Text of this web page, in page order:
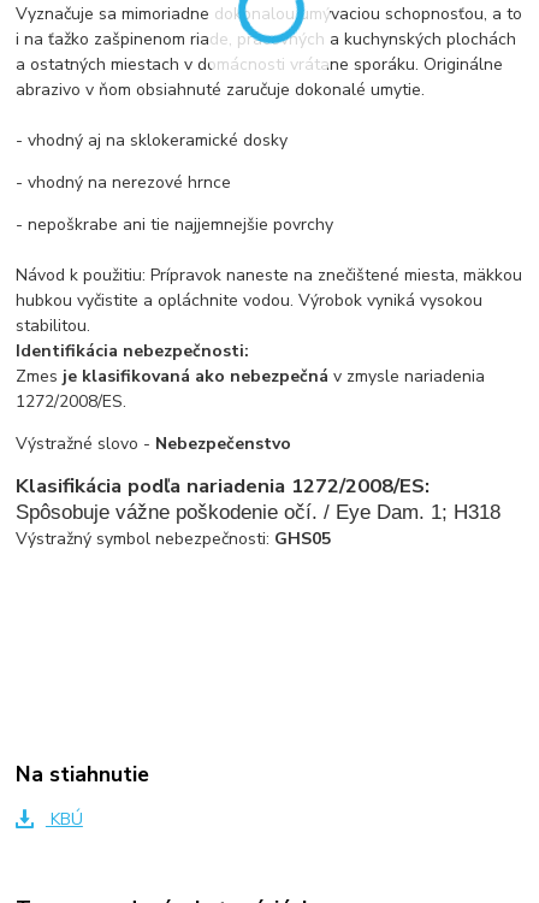
Vyznačuje sa mimoriadne dokonalou umývaciou schopnosťou, a to
i na ťažko zašpinenom riade, pracovných a kuchynských plochách
a ostatných miestach v domácnosti vrátane sporáku. Originálne
abrazivo v ňom obsiahnuté zaručuje dokonalé umytie.
- vhodný aj na sklokeramické dosky
- vhodný na nerezové hrnce
- nepoškrabe ani tie najjemnejšie povrchy
Návod k použitiu: Prípravok naneste na znečištené miesta, mäkkou
hubkou vyčistite a opláchnite vodou. Výrobok vyniká vysokou
stabilitou.
Identifikácia nebezpečnosti:
Zmes je klasifikovaná ako nebezpečná v zmysle nariadenia
1272/2008/ES.
Výstražné slovo - Nebezpečenstvo
Klasifikácia podľa nariadenia 1272/2008/ES:
Spôsobuje vážne poškodenie očí. / Eye Dam. 1; H318
Výstražný symbol nebezpečnosti: GHS05
Na stiahnutie
KBÚ